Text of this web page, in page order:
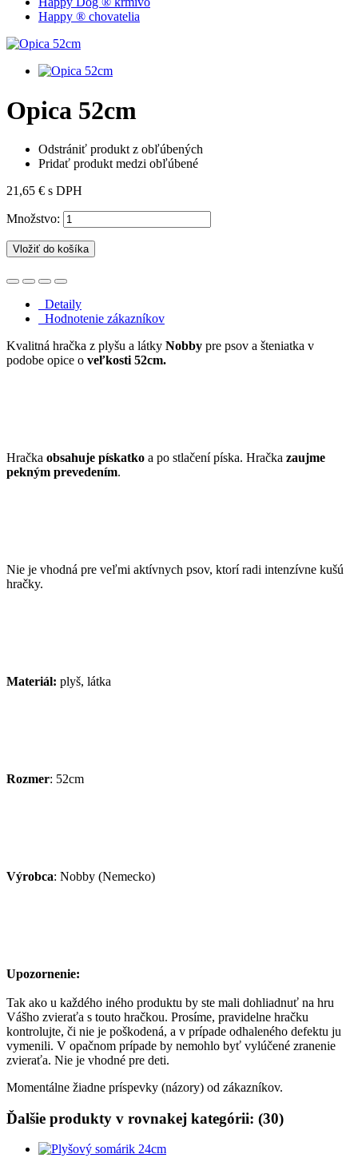
Happy ® chovatelia
Opica 52cm
Odstrániť produkt z obľúbených
Pridať produkt medzi obľúbené
21,65 € s DPH
Množstvo:
Vložiť do košíka
Detaily
Hodnotenie zákazníkov
Kvalitná hračka z plyšu a látky Nobby pre psov a šteniatka v
podobe opice o veľkosti 52cm.
Hračka obsahuje pískatko a po stlačení píska. Hračka zaujme
pekným prevedením.
Nie je vhodná pre veľmi aktívnych psov, ktorí radi intenzívne kušú
hračky.
Materiál: plyš, látka
Rozmer: 52cm
Výrobca: Nobby (Nemecko)
Upozornenie:
Tak ako u každého iného produktu by ste mali dohliadnuť na hru
Vášho zvieraťa s touto hračkou. Prosíme, pravidelne hračku
kontrolujte, či nie je poškodená, a v prípade odhaleného defektu ju
vymenili. V opačnom prípade by nemohlo byť vylúčené zranenie
zvieraťa. Nie je vhodné pre deti.
Momentálne žiadne príspevky (názory) od zákazníkov.
Ďalšie produkty v rovnakej kategórii: (30)